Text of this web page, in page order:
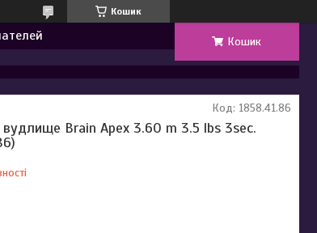
Кошик
Кошик
Brain Apex 3.60 m 3.5 lbs 3sec.
Код: 1858.41.86